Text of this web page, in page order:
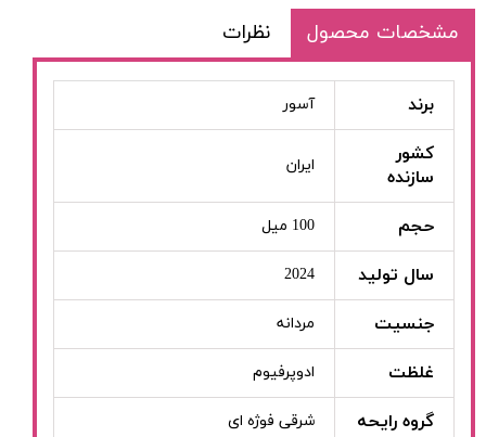
مشخصات محصول نظرات
برند آسور
کشور
سازنده
ایران
حجم 100 میل
سال تولید 2024
جنسیت مردانه
غلظت ادوپرفیوم
گروه رایحه شرقی فوژه ای